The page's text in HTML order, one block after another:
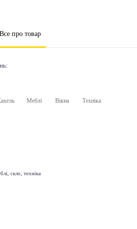
Все про товар
Меблі Вікна Техніка
скло, техніка